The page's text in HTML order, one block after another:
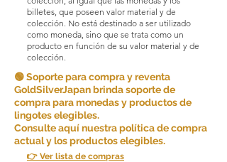
billetes, que poseen valor material y de
colección. No está destinado a ser utilizado
como moneda, sino que se trata como un
producto en función de su valor material y de
colección.
🟢 Soporte para compra y reventa
GoldSilverJapan brinda soporte de
compra para monedas y productos de
lingotes elegibles.
Consulte aquí nuestra política de compra
actual y los productos elegibles.
👉 Ver lista de compras